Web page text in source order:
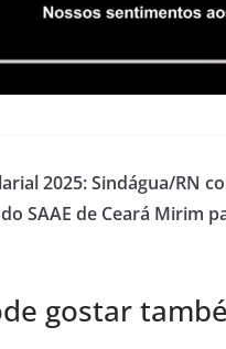
2025: Sindágua/RN
SAAE de Ceará Mirim
gostar